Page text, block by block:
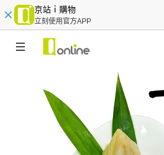
京站ｉ購物
立刻使用官方APP